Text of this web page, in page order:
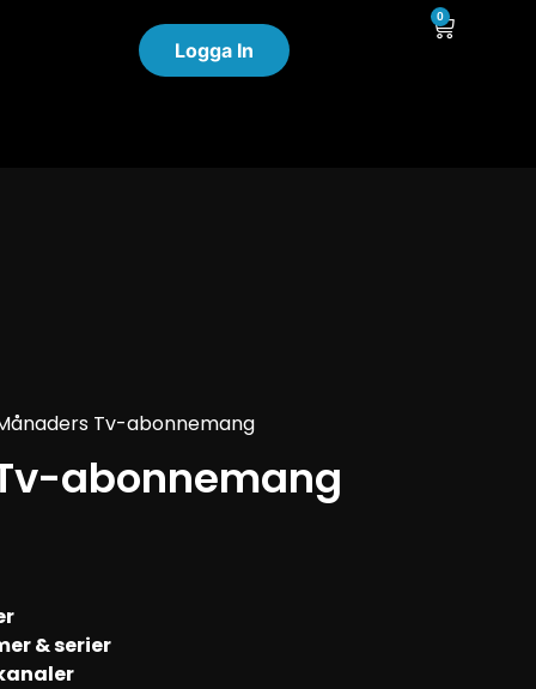
Logga In
0
Tv-abonnemang
abonnemang
& serier